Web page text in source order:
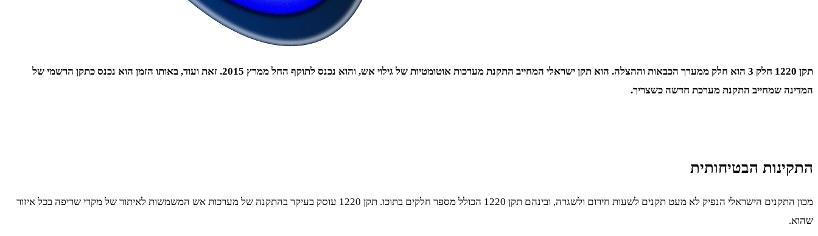
תקן 1220 חלק 3 הוא חלק ממערך הכבאות וההצלה. הוא תקן ישראלי המחייב התקנת מערכות אוטומטיות של גילוי אש, והוא נכנס לתוקף החל ממרץ 2015. זאת ועוד, באותו הזמן הוא נכנס כתקן הרשמי של
המדינה שמחייב התקנת מערכת חדשה כשצריך.
התקינות הבטיחותית
מכון התקנים הישראלי הנפיק לא מעט תקנים לשעות חירום ולשגרה, ובינהם תקן 1220 הכולל מספר חלקים בתוכו. תקן 1220 עוסק בעיקר בהתקנה של מערכות אש המשמשות לאיתור של מקרי שריפה בכל איזור
שהוא.